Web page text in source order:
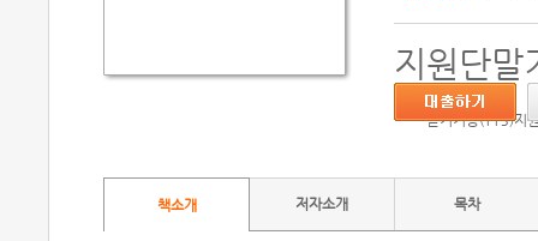
지원단말
듣기기능(TTS)지
책소개 저자소개 목차